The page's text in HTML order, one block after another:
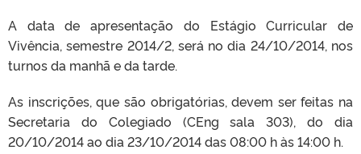
A data de apresentação do Estágio Curricular de
Vivência, semestre 2014/2, será no dia 24/10/2014, nos
turnos da manhã e da tarde.
As inscrições, que são obrigatórias, devem ser feitas na
Secretaria do Colegiado (CEng sala 303), do dia
20/10/2014 ao dia 23/10/2014 das 08:00 h às 14:00 h.